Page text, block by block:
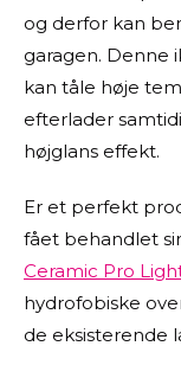
og derfor kan
garagen. Denne
kan tåle høje
efterlader
højglans effekt.
Er et perfekt
fået behandlet
Ceramic Pro
hydrofobiske
de eksisterende